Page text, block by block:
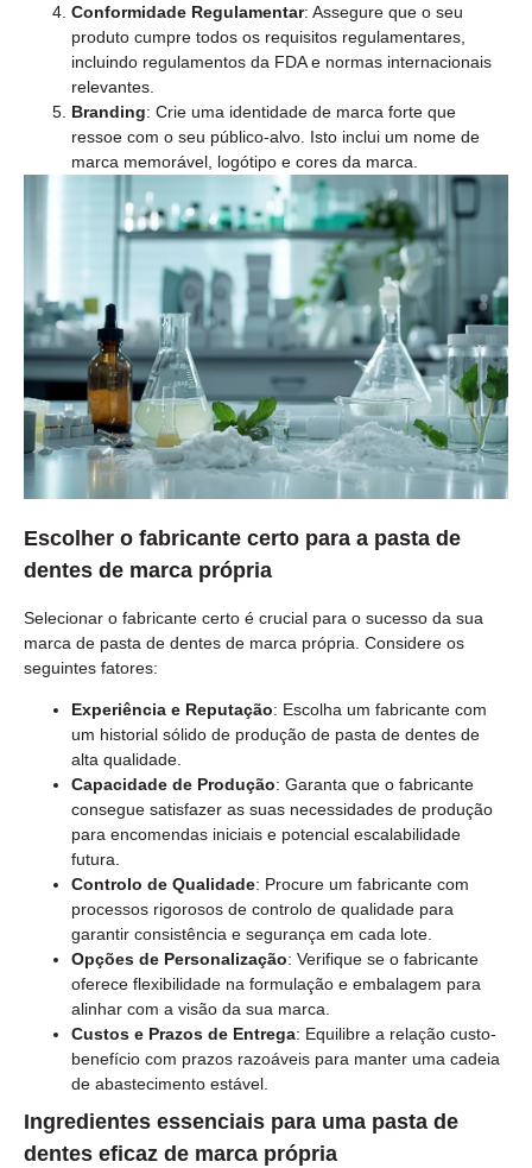
Conformidade Regulamentar: Assegure que o seu
produto cumpre todos os requisitos regulamentares,
incluindo regulamentos da FDA e normas internacionais
relevantes.
Branding: Crie uma identidade de marca forte que
ressoe com o seu público-alvo. Isto inclui um nome de
marca memorável, logótipo e cores da marca.
Escolher o fabricante certo para a pasta de
dentes de marca própria
Selecionar o fabricante certo é crucial para o sucesso da sua
marca de pasta de dentes de marca própria. Considere os
seguintes fatores:
Experiência e Reputação: Escolha um fabricante com
um historial sólido de produção de pasta de dentes de
alta qualidade.
Capacidade de Produção: Garanta que o fabricante
consegue satisfazer as suas necessidades de produção
para encomendas iniciais e potencial escalabilidade
futura.
Controlo de Qualidade: Procure um fabricante com
processos rigorosos de controlo de qualidade para
garantir consistência e segurança em cada lote.
Opções de Personalização: Verifique se o fabricante
oferece flexibilidade na formulação e embalagem para
alinhar com a visão da sua marca.
Custos e Prazos de Entrega: Equilibre a relação custo-
benefício com prazos razoáveis para manter uma cadeia
de abastecimento estável.
Ingredientes essenciais para uma pasta de
dentes eficaz de marca própria